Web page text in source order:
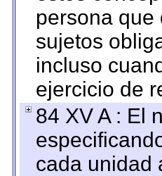
persona que
sujetos
incluso
ejercicio de
84 XV A : El
cada unidad